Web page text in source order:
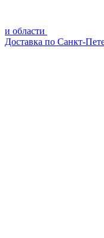
и области
Доставка по Санкт-